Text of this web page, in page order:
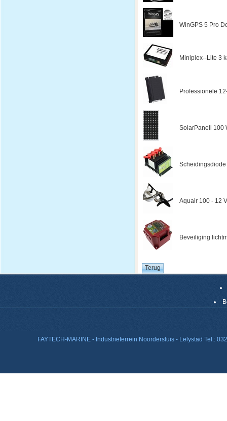
WinGPS 5 Pro
Miniplex--Lite 3
Professionele
SolarPanell 100
Scheidingsdiode
Aquair 100 - 12
Beveiliging
FAYTECH-MARINE - Industrieterrein Noordersluis - Lelystad Tel.: